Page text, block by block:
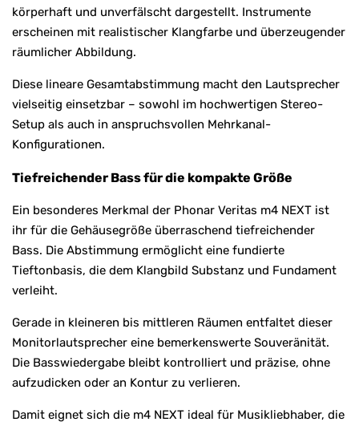
körperhaft und unverfälscht dargestellt. Instrumente
erscheinen mit realistischer Klangfarbe und überzeugender
räumlicher Abbildung.
Diese lineare Gesamtabstimmung macht den Lautsprecher
vielseitig einsetzbar – sowohl im hochwertigen Stereo-
Setup als auch in anspruchsvollen Mehrkanal-
Konfigurationen.
Tiefreichender Bass für die kompakte Größe
Ein besonderes Merkmal der Phonar Veritas m4 NEXT ist
ihr für die Gehäusegröße überraschend tiefreichender
Bass. Die Abstimmung ermöglicht eine fundierte
Tieftonbasis, die dem Klangbild Substanz und Fundament
verleiht.
Gerade in kleineren bis mittleren Räumen entfaltet dieser
Monitorlautsprecher eine bemerkenswerte Souveränität.
Die Basswiedergabe bleibt kontrolliert und präzise, ohne
aufzudicken oder an Kontur zu verlieren.
Damit eignet sich die m4 NEXT ideal für Musikliebhaber, die